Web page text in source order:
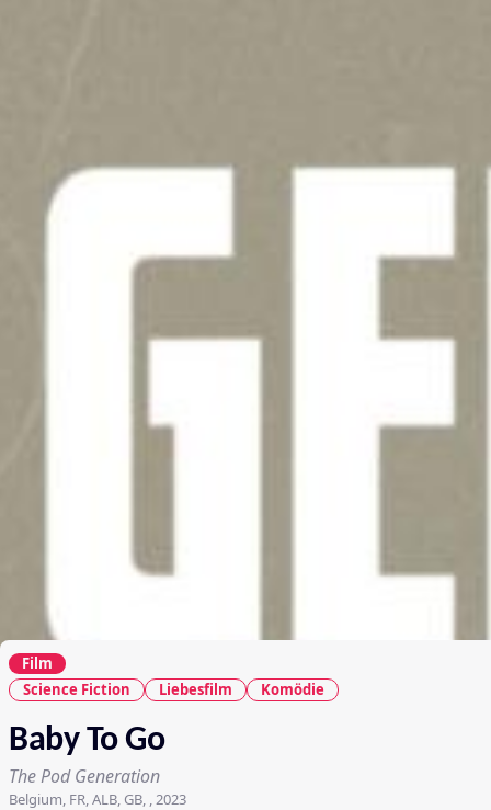
Film
Science Fiction
Liebesfilm Komödie
Baby To Go
The Pod Generation
Belgium, FR, ALB, GB, , 2023